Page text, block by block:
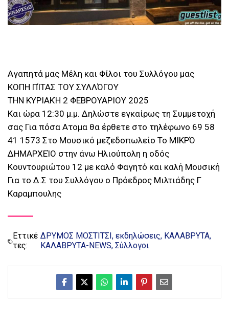
Αγαπητά μας Μέλη και Φίλοι του Συλλόγου μας
ΚΟΠΗ ΠΊΤΑΣ ΤΟΥ ΣΥΛΛΌΓΟΥ
ΤΗΝ ΚΥΡΙΑΚΉ 2 ΦΕΒΡΟΥΑΡΙΟΥ 2025
Και ώρα 12:30 μ.μ. Δηλώστε εγκαίρως τη Συμμετοχή
σας Για πόσα Ατομα θα έρθετε στο τηλέφωνο 69 58
41 1573 Στο Μουσικό μεζεδοπωλείο Το ΜΙΚΡΌ
ΔΗΜΑΡΧΕΊΟ στην άνω Ηλιούπολη η οδός
Κουντουριώτου 12 με καλό Φαγητό και καλή Μουσική
Για το Δ.Σ του Συλλόγου ο Πρόεδρος Μιλτιάδης Γ
Καραμπουλης
Εττικέ
τες:
ΔΡΥΜΟΣ ΜΟΣΤΙΤΣΙ εκδηλώσεις ΚΑΛΑΒΡΥΤΑ
ΚΑΛΑΒΡΥΤΑ-NEWS Σύλλογοι